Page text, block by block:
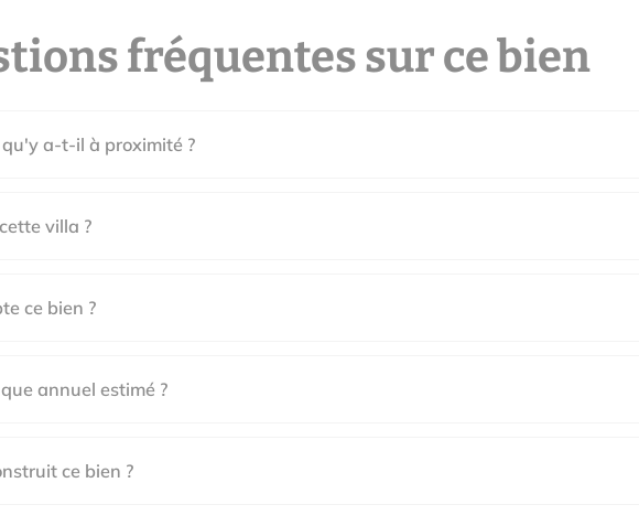
fréquentes sur ce bien
a-t-il à proximité ?
villa ?
ce bien ?
annuel estimé ?
ce bien ?